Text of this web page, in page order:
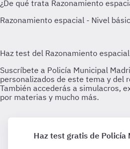
Haz test gratis de Policía